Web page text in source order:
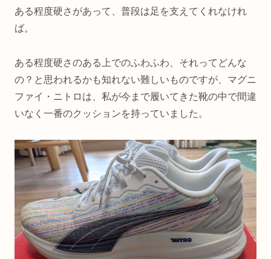
ある程度硬さがあって、普段は足を支えてくれなけれ
ば。
ある程度硬さのある上でのふわふわ、それってどんな
の？と思われるかも知れない難しいものですが、マグニ
ファイ・ニトロは、私が今まで履いてきた靴の中で間違
いなく一番のクッションを持っていました。